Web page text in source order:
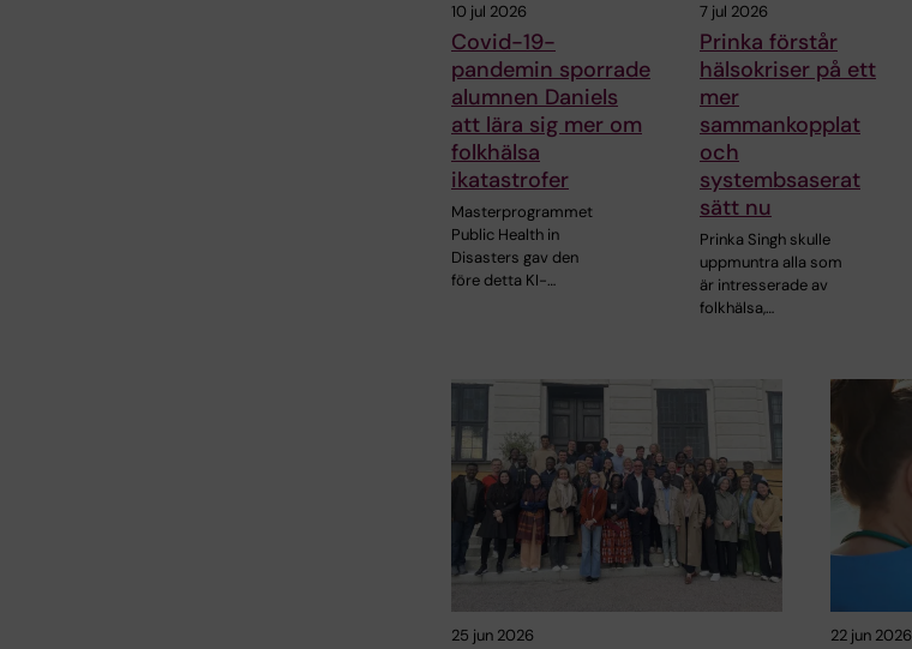
10 jul 2026
Covid-19-
pandemin sporrade
alumnen Daniels
att lära sig mer om
folkhälsa
ikatastrofer
Masterprogrammet
Public Health in
Disasters gav den
före detta KI-…
7 jul 2026
Prinka förstår
hälsokriser på ett
mer
sammankopplat
och
systembsaserat
sätt nu
Prinka Singh skulle
uppmuntra alla som
är intresserade av
folkhälsa,…
25 jun 2026 22 jun 2026